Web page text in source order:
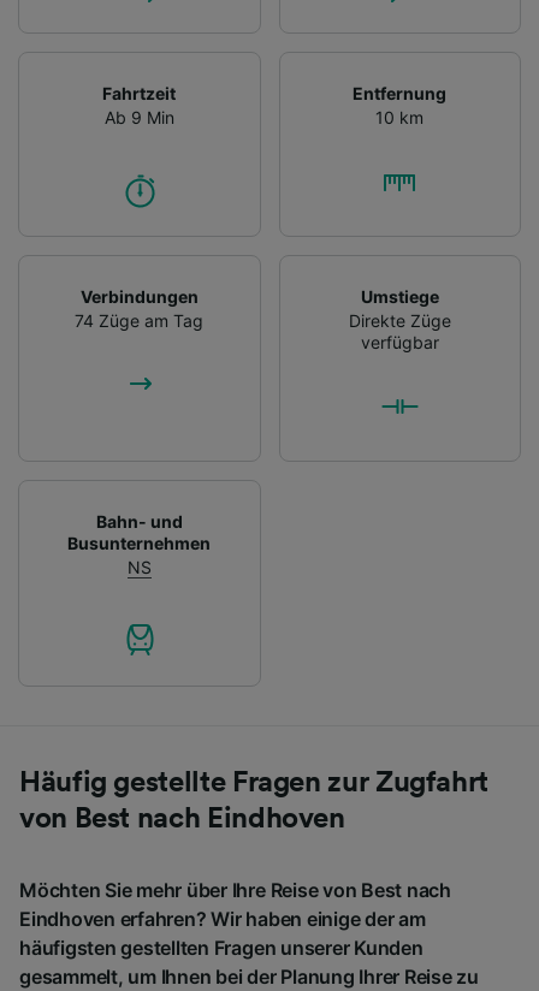
Fahrtzeit
Ab 9 Min
Entfernung
10 km
Verbindungen
74 Züge am Tag
Umstiege
Direkte Züge
verfügbar
Bahn- und
Busunternehmen
NS
Häufig gestellte Fragen zur Zugfahrt
von Best nach Eindhoven
Möchten Sie mehr über Ihre Reise von Best nach
Eindhoven erfahren? Wir haben einige der am
häufigsten gestellten Fragen unserer Kunden
gesammelt, um Ihnen bei der Planung Ihrer Reise zu